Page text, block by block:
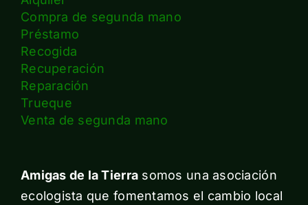
Compra de segunda mano
Préstamo
Recogida
Recuperación
Reparación
Trueque
Venta de segunda mano
Amigas de la Tierra somos una asociación
ecologista que fomentamos el cambio local